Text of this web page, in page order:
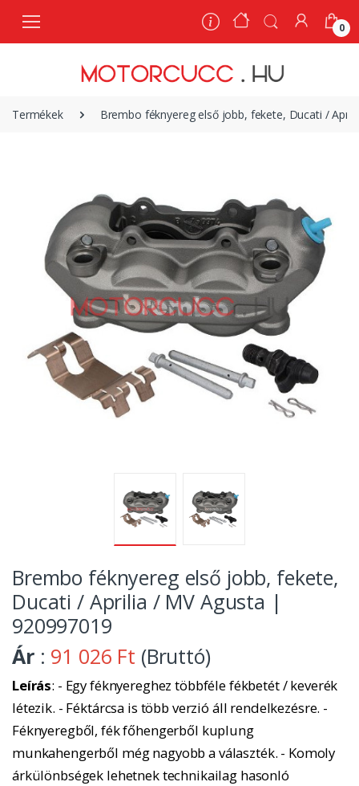
0
Termékek Brembo féknyereg első jobb, fekete, Ducati /
Brembo féknyereg első jobb, fekete,
Ducati / Aprilia / MV Agusta |
920997019
Ár : 91 026 Ft (Bruttó)
Leírás: - Egy féknyereghez többféle fékbetét / keverék
létezik. - Féktárcsa is több verzió áll rendelkezésre. -
Féknyeregből, fék főhengerből kuplung
munkahengerből még nagyobb a választék. - Komoly
árkülönbségek lehetnek technikailag hasonló
0